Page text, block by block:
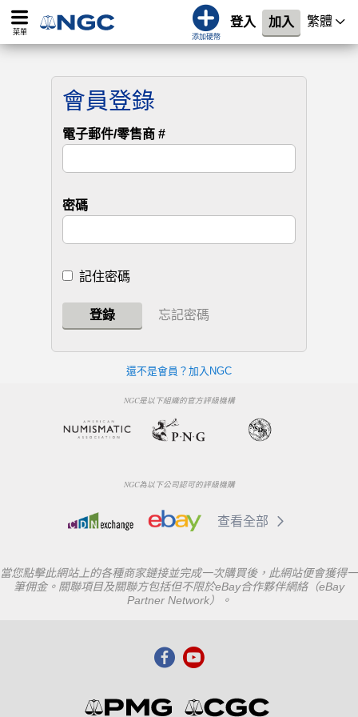
菜單
添加硬幣
登入 加入 繁體
會員登錄
電子郵件/零售商 #
密碼
記住密碼
登錄 忘記密碼
還不是會員？加入NGC
NGC是以下組織的官方評級機構
NGC為以下公司認可的評級機購
查看全部
當您點擊此網站上的各種商家鏈接並完成一次購買後，此網站便會獲得一
筆佣金。關聯項目及關聯方包括但不限於eBay合作夥伴網絡（eBay
Partner Network）。